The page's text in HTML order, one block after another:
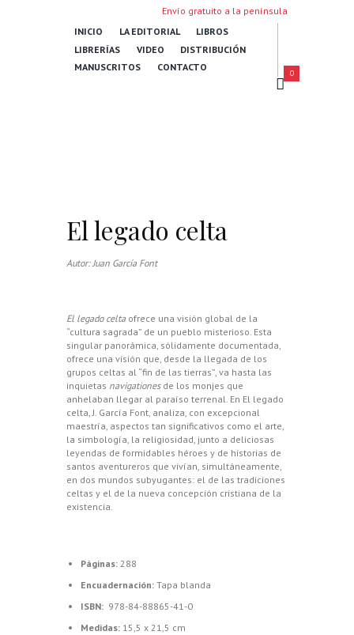
Envío gratuito a la península
INICIO
LA EDITORIAL
LIBROS
LIBRERÍAS
VIDEO
DISTRIBUCIÓN
MANUSCRITOS
CONTACTO
0
El legado celta
Autor: Juan García Font
El legado celta ofrece una visión global de la
“cultura sagrada” de un pueblo misterioso. Esta
singular panorámica, sólidamente documentada,
ofrece una visión que, desde la llegada de los
grupos celtas al “fin de las tierras”, va hasta las
inquietas navigationesde los monjes que
anhelaban llegar al paraíso terrenal. En El legado
celta, J. García Font, analiza, con excepcional
maestría, aspectos tan significativos como el arte,
la simbología, la religiosidad, junto a deliciosas
leyendas de formidables héroes y de historias de
santos aventureros que vivían, simultáneamente,
en dos mundos subyugantes: el de las tradiciones
celtas y el de la nueva concepción cristiana de la
existencia.
Páginas: 288
Encuadernación: Tapa blanda
ISBN: 978-84-88865-41-0
Medidas: 15,5 x 21,5 cm